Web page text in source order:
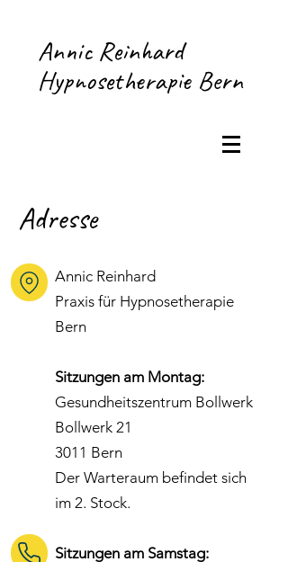
Annic Reinhard
Hypnosetherapie Bern
Adresse
Annic Reinhard
Praxis für Hypnosetherapie
Bern
Sitzungen am Montag:
Gesundheitszentrum Bollwerk
Bollwerk 21
3011 Bern
Der Warteraum befindet sich
im 2. Stock.
Sitzungen am Samstag: